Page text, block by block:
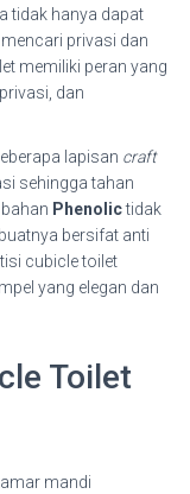
tidak hanya dapat
privasi dan
memiliki peran yang
dan
lapisan craft
sehingga tahan
Phenolictidak
bersifat anti
cubicle toilet
yang elegan dan
Toilet
mandi